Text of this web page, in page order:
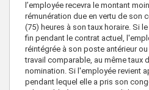
l’employée recevra le montant
rémunération due en vertu de son
(75) heures à son taux horaire. Si
fin pendant le contrat actuel,
réintégrée à son poste antérieur
travail comparable, au même taux
nomination. Si l'employée revient
pendant lequel elle a pris son